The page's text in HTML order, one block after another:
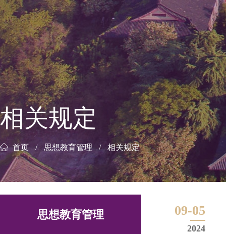
相关规定
首页 思想教育管理 相关规定
思想教育管理 09-05
2024